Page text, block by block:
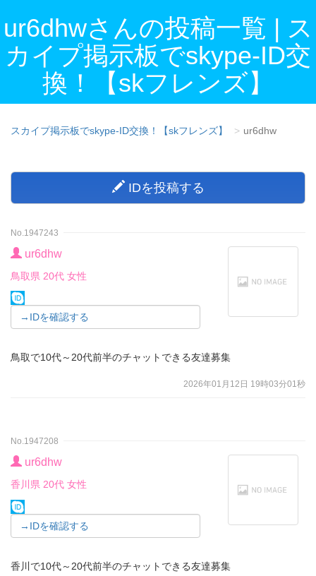
ur6dhwさんの投稿一覧 | ス
カイプ掲示板でskype-ID交
換！【skフレンズ】
スカイプ掲示板でskype-ID交換！【skフレンズ】 ur6dhw
IDを投稿する
No.1947243
ur6dhw
鳥取県 20代 女性
→IDを確認する
鳥取で10代～20代前半のチャットできる友達募集
2026年01月12日 19時03分01秒
No.1947208
ur6dhw
香川県 20代 女性
→IDを確認する
香川で10代～20代前半のチャットできる友達募集